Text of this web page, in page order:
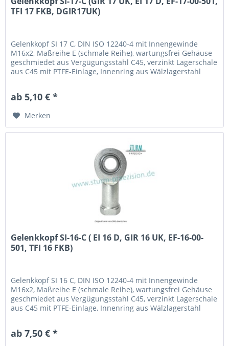
TFI 17 FKB, DGIR17UK)
Gelenkkopf SI 17 C, DIN ISO 12240-4 mit Innengewinde
M16x2, Maßreihe E (schmale Reihe), wartungsfrei Gehäuse
geschmiedet aus Vergügungsstahl C45, verzinkt Lagerschale
aus C45 mit PTFE-Einlage, Innenring aus Wälzlagerstahl
austauschbar zu: EI 17 D, GIR 17 UK,...
ab 5,10 € *
Merken
Gelenkkopf SI-16-C ( EI 16 D, GIR 16 UK, EF-16-00-
501, TFI 16 FKB)
Gelenkkopf SI 16 C, DIN ISO 12240-4 mit Innengewinde
M16x2, Maßreihe E (schmale Reihe), wartungsfrei Gehäuse
geschmiedet aus Vergügungsstahl C45, verzinkt Lagerschale
aus C45 mit PTFE-Einlage, Innenring aus Wälzlagerstahl
austauschbar zu: EI 16 D, GIR 16 UK,...
ab 7,50 € *